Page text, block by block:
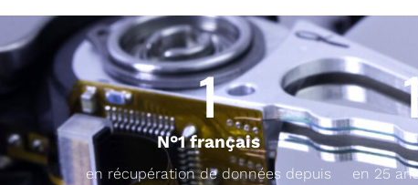
N°1 français
1
en récupération de données depuis
en 25